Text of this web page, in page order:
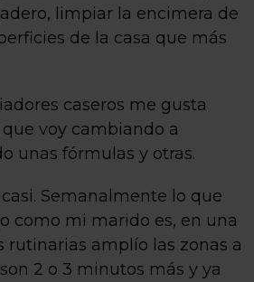
limpiar la encimera de
de la casa que más
caseros me gusta
voy cambiando a
unas fórmulas y otras.
Semanalmente lo que
como mi marido es, en una
rutinarias amplío las zonas a
2 o 3 minutos más y ya